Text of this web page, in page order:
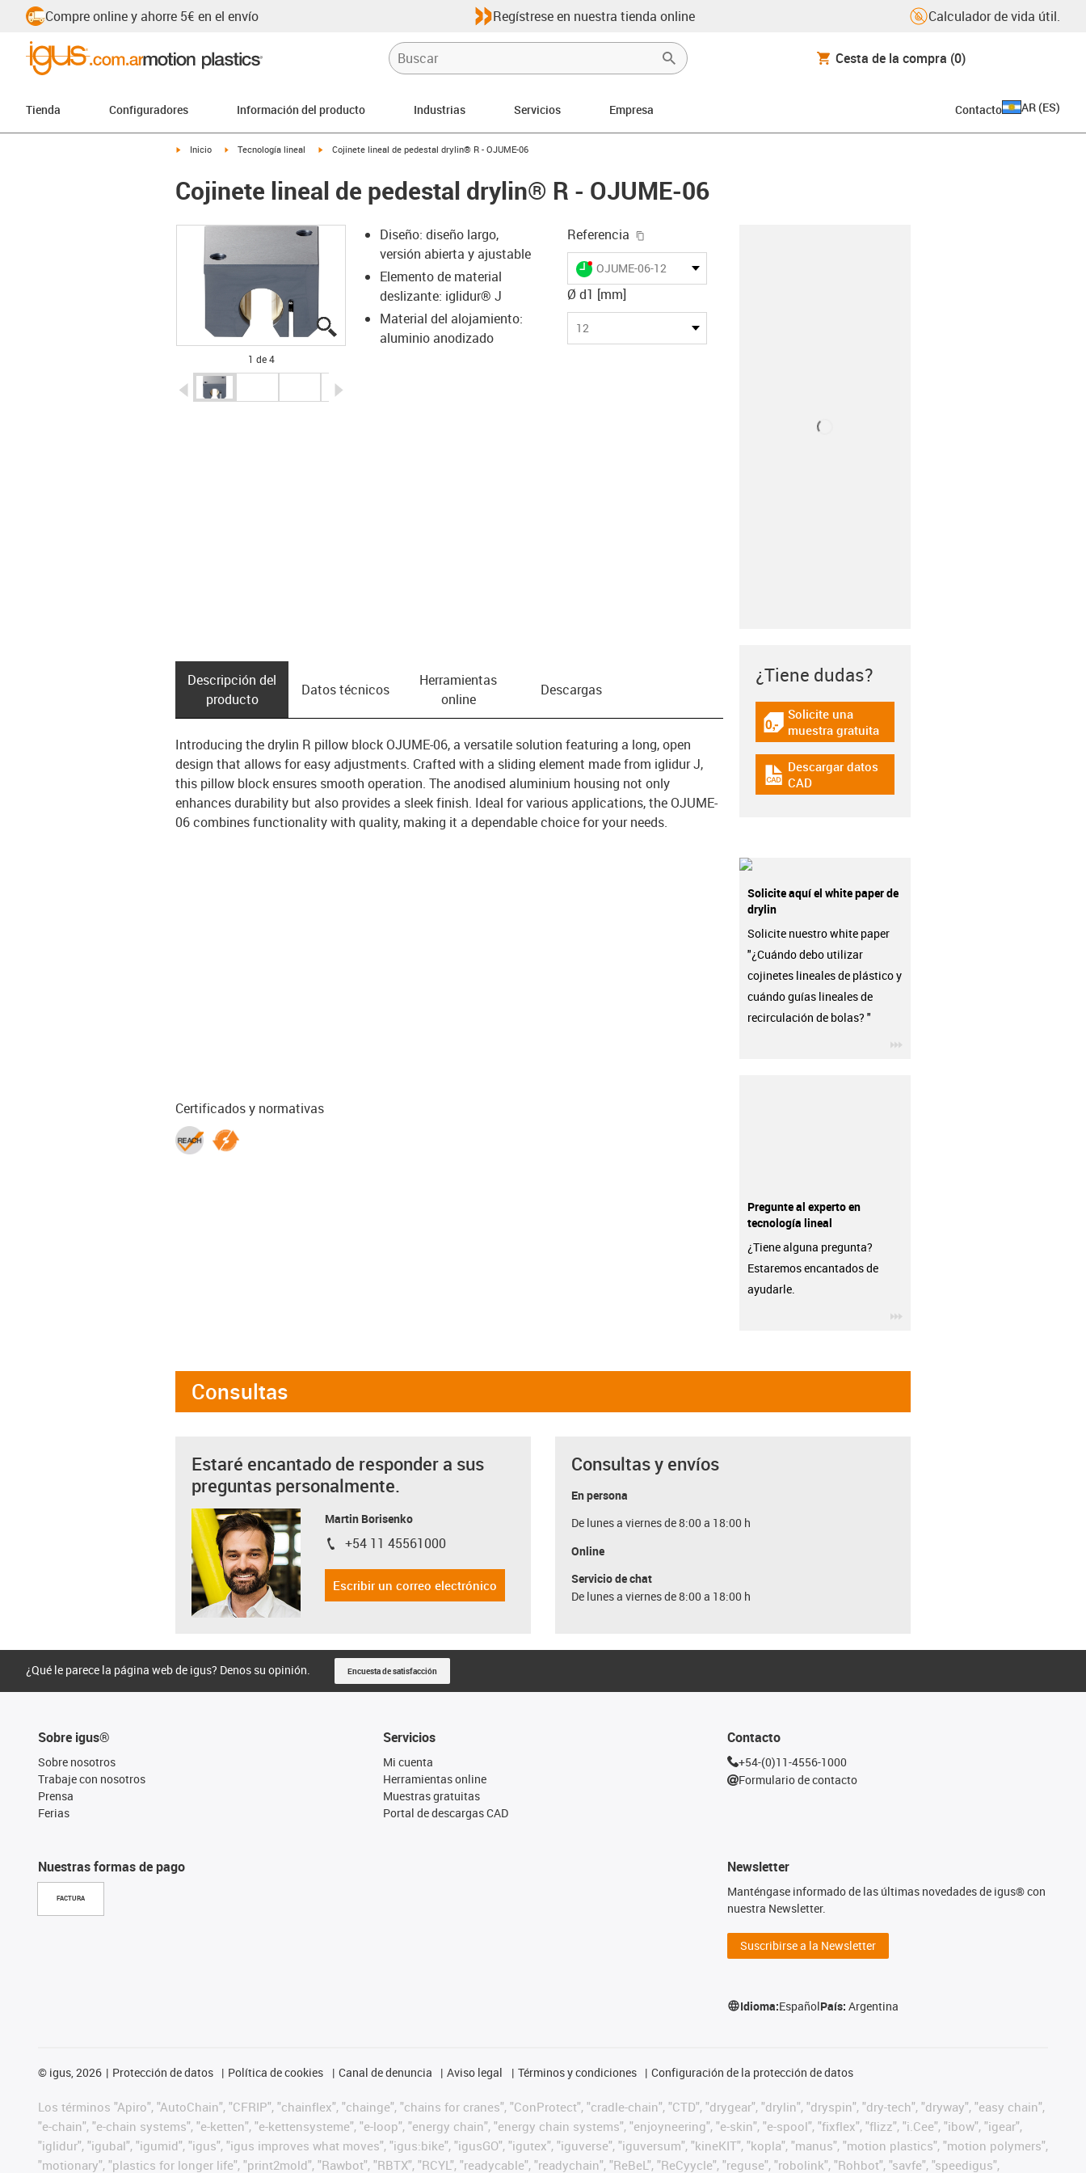
Compre online y ahorre 5€ en el envío Regístrese en nuestra tienda online Calculador de vida útil.
Cesta de la compra (0)
Tienda Configuradores Información del producto Industrias Servicios Empresa Contacto AR (ES)
igus-icon-arrow-right
Inicio igus-icon-arrow-right
Tecnología lineal igus-icon-arrow-right
Cojinete lineal de pedestal drylin® R - OJUME-06
Cojinete lineal de pedestal drylin® R - OJUME-06
igus-icon-lupe
igus-icon-lupe
igus-icon-lupe
igus-icon-lupe
1 de 4
igus-icon-arrow-left
Diseño: diseño largo,
versión abierta y ajustable
Elemento de material
deslizante: iglidur® J
Material del alojamiento:
aluminio anodizado
Referencia
igus-icon-lieferzeit-dot
OJUME-06-12
Ø d1 [mm]
12
Descripción del
producto
Datos técnicos
Herramientas
online
Descargas
Introducing the drylin R pillow block OJUME-06, a versatile solution featuring a long, open
design that allows for easy adjustments. Crafted with a sliding element made from iglidur J,
this pillow block ensures smooth operation. The anodised aluminium housing not only
enhances durability but also provides a sleek finish. Ideal for various applications, the OJUME-
06 combines functionality with quality, making it a dependable choice for your needs.
Certificados y normativas
¿Tiene dudas?
igus-icon-gratismuster
Solicite una
muestra gratuita
igus-icon-cad-dateien
Descargar datos
CAD
Solicite aquí el white paper de
drylin
Solicite nuestro white paper
"¿Cuándo debo utilizar
cojinetes lineales de plástico y
cuándo guías lineales de
recirculación de bolas? "
Pregunte al experto en
tecnología lineal
¿Tiene alguna pregunta?
Estaremos encantados de
ayudarle.
Consultas
Estaré encantado de responder a sus
preguntas personalmente.
Martin Borisenko
igus-icon-phone
+54 11 45561000
Escribir un correo electrónico
Consultas y envíos
En persona
De lunes a viernes de 8:00 a 18:00 h
Online
Servicio de chat
De lunes a viernes de 8:00 a 18:00 h
¿Qué le parece la página web de igus? Denos su opinión. Encuesta de satisfacción
Sobre igus®
Sobre nosotros
Trabaje con nosotros
Prensa
Ferias
Nuestras formas de pago
FACTURA
Servicios
Mi cuenta
Herramientas online
Muestras gratuitas
Portal de descargas CAD
Contacto
+54-(0)11-4556-1000
Formulario de contacto
Newsletter
Manténgase informado de las últimas novedades de igus® con
nuestra Newsletter.
Suscribirse a la Newsletter
Idioma:EspañolPaís:Argentina
© igus, 2026 Protección de datos Política de cookies Canal de denuncia Aviso legal Términos y condiciones Configuración de la protección de datos
Los términos "Apiro", "AutoChain", "CFRIP", "chainflex", "chainge", "chains for cranes", "ConProtect", "cradle-chain", "CTD", "drygear", "drylin", "dryspin", "dry-tech", "dryway", "easy chain",
"e-chain", "e-chain systems", "e-ketten", "e-kettensysteme", "e-loop", "energy chain", "energy chain systems", "enjoyneering", "e-skin", "e-spool", "fixflex", "flizz", "i.Cee", "ibow", "igear",
"iglidur", "igubal", "igumid", "igus", "igus improves what moves", "igus:bike", "igusGO", "igutex", "iguverse", "iguversum", "kineKIT", "kopla", "manus", "motion plastics", "motion polymers",
"motionary", "plastics for longer life", "print2mold", "Rawbot", "RBTX", "RCYL", "readycable", "readychain", "ReBeL", "ReCyycle", "reguse", "robolink", "Rohbot", "savfe", "speedigus",